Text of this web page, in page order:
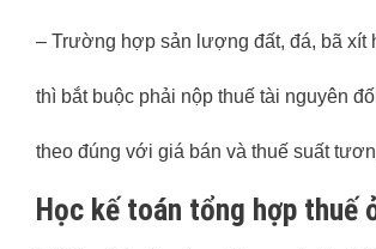
– Trường hợp sản lượng đất, đá, bã xít
thì bắt buộc phải nộp thuế tài nguyên
theo đúng với giá bán và thuế suất
Học kế toán tổng hợp thuế